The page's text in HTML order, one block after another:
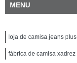
MENU
loja de camisa jeans
fábrica de camisa